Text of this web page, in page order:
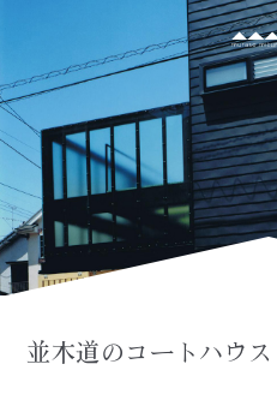
並木道のコートハウス